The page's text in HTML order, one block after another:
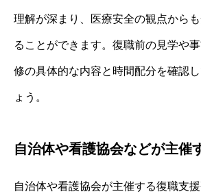
理解が深まり、医療安全の観点から
ることができます。復職前の見学や
修の具体的な内容と時間配分を確認
ょう。
自治体や看護協会などが主催
自治体や看護協会が主催する復職支